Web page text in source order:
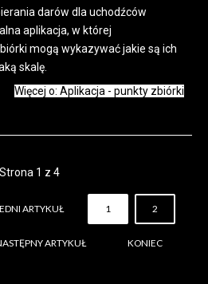
darów dla uchodźców
aplikacja, w której
mogą wykazywać jakie są ich
skalę.
Więcej o: Aplikacja - punkty zbiórki
Strona 1 z 4
ARTYKUŁ 1 2
ARTYKUŁ KONIEC